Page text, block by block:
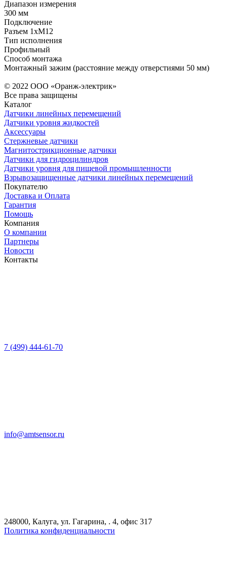
Диапазон измерения
300 мм
Подключение
Разъем 1xM12
Тип исполнения
Профильный
Способ монтажа
Монтажный зажим (расстояние между отверстиями 50 мм)
© 2022 ООО «Оранж-электрик»
Все права защищены
Каталог
Датчики линейных перемещений
Датчики уровня жидкостей
Аксессуары
Стержневые датчики
Магнитострикционные датчики
Датчики для гидроцилиндров
Датчики уровня для пищевой промышленности
Взрывозащищенные датчики линейных перемещений
Покупателю
Доставка и Оплата
Гарантия
Помощь
Компания
О компании
Партнеры
Новости
Контакты
7 (499) 444-61-70
info@amtsensor.ru
248000, Калуга, ул. Гагарина, . 4, офис 317
Политика конфиденциальности